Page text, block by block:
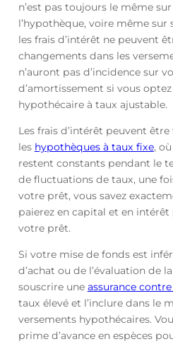
n’est pas toujours le même
l’hypothèque, voire même
les frais d’intérêt ne peuvent
changements dans les
n’auront pas d’incidence sur
d’amortissement si vous
hypothécaire à taux ajustable.
Les frais d’intérêt peuvent
les hypothèques à taux fixe,
restent constants pendant le
de fluctuations de taux, une
votre prêt, vous savez
paierez en capital et en
votre prêt.
Si votre mise de fonds est
d’achat ou de l’évaluation de
souscrire une assurance
taux élevé et l’inclure dans le
versements hypothécaires.
prime d’avance en espèces